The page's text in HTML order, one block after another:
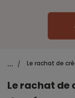
... / Le rachat de
Le rachat